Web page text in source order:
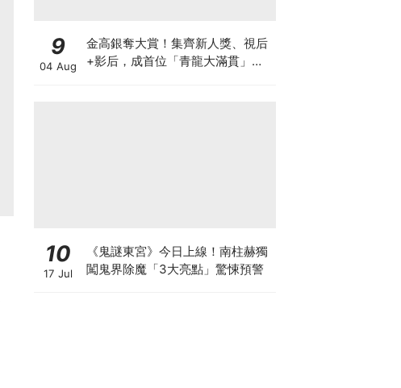
9
04 Aug
金高銀奪大賞！集齊新人獎、視后
+影后，成首位「青龍大滿貫」得
10
17 Jul
《鬼謎東宮》今日上線！南柱赫獨
闖鬼界除魔「3大亮點」驚悚預警